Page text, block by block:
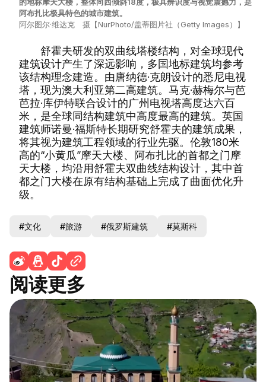
的地标摩天大楼，整体向西倾斜18度，极具辨识度与视觉震撼力，是
阿布扎比极具特色的城市建筑。
阿尔图尔·维达克 摄【NurPhoto/盖蒂图片社（Getty Images）】
舒霍夫研发的双曲线塔楼结构，对全球现代
建筑设计产生了深远影响，多国地标建筑均参考
该结构理念建造。由唐纳德·克朗设计的悉尼电视
塔，现为澳大利亚第二高建筑。马克·赫梅尔与芭
芭拉·库伊特联合设计的广州电视塔高度达六百
米，是全球同结构建筑中高度最高的建筑。英国
建筑师诺曼·福斯特长期研究舒霍夫的建筑成果，
将其视为建筑工程领域的行业先驱。伦敦180米
高的“小黄瓜”摩天大楼、阿布扎比的首都之门摩
天大楼，均沿用舒霍夫双曲线结构设计，其中首
都之门大楼在原有结构基础上完成了曲面优化升
级。
#文化 #旅游 #俄罗斯建筑 #莫斯科
阅读更多